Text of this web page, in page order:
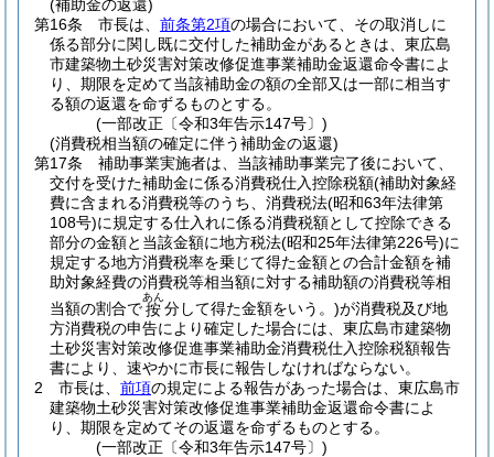
(補助金の返還)
第16条
市長は、 前条第2項の場合において、その取消しに
係る部分に関し既に交付した補助金があるときは、東広島
市建築物土砂災害対策改修促進事業補助金返還命令書によ
り、期限を定めて当該補助金の額の全部又は一部に相当す
る額の返還を命ずるものとする。
(一部改正〔令和3年告示147号〕)
(消費税相当額の確定に伴う補助金の返還)
第17条
補助事業実施者は、当該補助事業完了後において、
交付を受けた補助金に係る消費税仕入控除税額(補助対象経
費に含まれる消費税等のうち、消費税法(昭和63年法律第
108号)に規定する仕入れに係る消費税額として控除できる
部分の金額と当該金額に地方税法(昭和25年法律第226号)に
規定する地方消費税率を乗じて得た金額との合計金額を補
助対象経費の消費税等相当額に対する補助額の消費税等相
当額の割合で按
あん
分して得た金額をいう。)が消費税及び地
方消費税の申告により確定した場合には、東広島市建築物
土砂災害対策改修促進事業補助金消費税仕入控除税額報告
書により、速やかに市長に報告しなければならない。
2
市長は、 前項の規定による報告があった場合は、東広島市
建築物土砂災害対策改修促進事業補助金返還命令書によ
り、期限を定めてその返還を命ずるものとする。
(一部改正〔令和3年告示147号〕)